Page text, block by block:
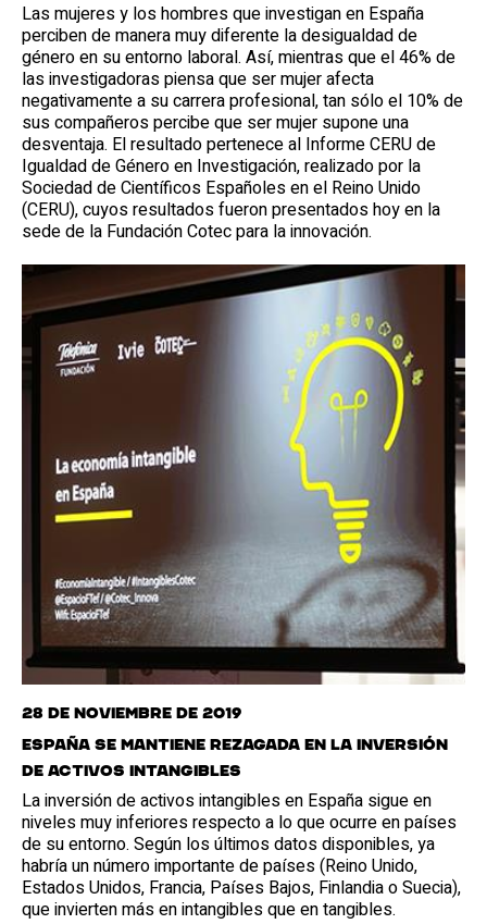
Las mujeres y los hombres que investigan en España
perciben de manera muy diferente la desigualdad de
género en su entorno laboral. Así, mientras que el 46% de
las investigadoras piensa que ser mujer afecta
negativamente a su carrera profesional, tan sólo el 10% de
sus compañeros percibe que ser mujer supone una
desventaja. El resultado pertenece al Informe CERU de
Igualdad de Género en Investigación, realizado por la
Sociedad de Científicos Españoles en el Reino Unido
(CERU), cuyos resultados fueron presentados hoy en la
sede de la Fundación Cotec para la innovación.
28 de noviembre de 2019
España se mantiene rezagada en la inversión
de activos intangibles
La inversión de activos intangibles en España sigue en
niveles muy inferiores respecto a lo que ocurre en países
de su entorno. Según los últimos datos disponibles, ya
habría un número importante de países (Reino Unido,
Estados Unidos, Francia, Países Bajos, Finlandia o Suecia),
que invierten más en intangibles que en tangibles.